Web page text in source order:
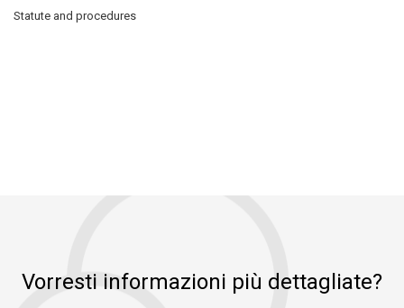
Statute and procedures
Vorresti informazioni più dettagliate?